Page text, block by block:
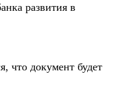
развития в
что документ будет